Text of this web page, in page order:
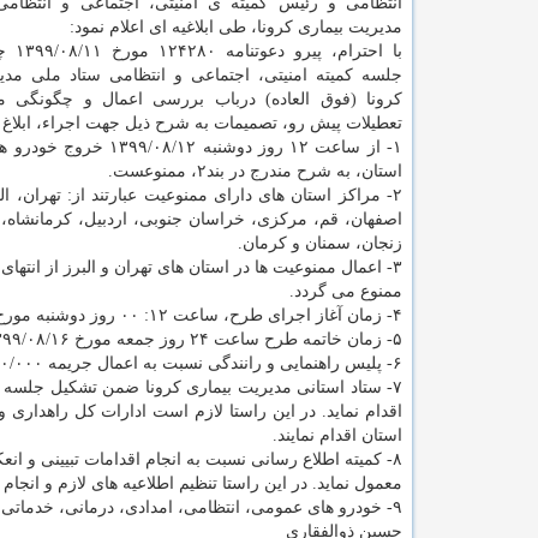
مدیریت بیماری کرونا، طی ابلاغیه ای اعلام نمود:
با
جلسه کمیته امنیتی، اجتماعی و انتظامی ستاد ملی
کرونا (فوق العاده) درباب بررسی اعمال و چگونگی
تعطیلات پیش رو، تصمیمات به شرح ذیل جهت اجراء،
استان، به شرح مندرج در بند۲، ممنوعست.
۲- مراکز استان های دارای ممنوعیت عبارتند از:
اصفهان، قم، مرکزی، خراسان جنوبی، اردبیل،
زنجان، سمنان و کرمان.
۳- اعمال ممنوعیت ها در استان های تهران و البرز از
ممنوع می گردد.
۴- زمان آغاز اجرای طرح، ساعت ۱۲: ۰۰ روز دوشنبه مورخ ۱۳۹۹/۰۸/۱۲ می باشد.
۵- زمان خاتمه طرح ساعت ۲۴ روز جمعه مورخ ۱۳۹۹/۰۸/۱۶ می باشد.
۶- پلیس راهنمایی و رانندگی نسبت به اعمال جریمه ۵۰۰/۰۰۰ تومانی برای متخلفان برمبنای کد تعریف شده قبلی، اقدام می نماید.
۷- ستاد استانی مدیریت بیماری کرونا ضمن تشکیل
اقدام نماید. در این راستا لازم است ادارات کل
استان اقدام نمایند.
۸- کمیته اطلاع رسانی نسبت به انجام اقدامات تبیینی
معمول نماید. در این راستا تنظیم اطلاعیه های لازم و
۹- خودرو های عمومی، انتظامی، امدادی، درمانی، خدماتی، حمل کالاها و مواد اساسی مشمول اعمال ممنوعیت های تعیین شده نمی گردند.
حسین ذوالفقاری